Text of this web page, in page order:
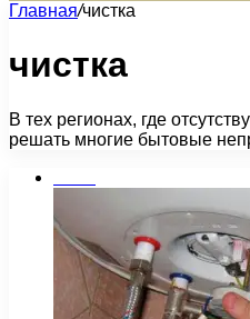
Главная/чистка
чистка
В тех регионах, где
решать многие бытовые